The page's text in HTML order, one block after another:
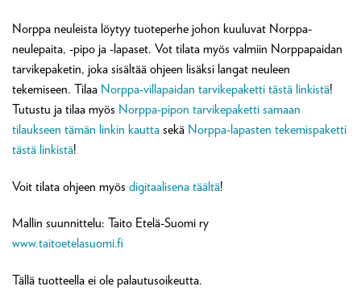
Norppa neuleista löytyy tuoteperhe johon kuuluvat Norppa-
neulepaita, -pipo ja -lapaset. Vot tilata myös valmiin Norppapaidan
tarvikepaketin, joka sisältää ohjeen lisäksi langat neuleen
tekemiseen. Tilaa Norppa-villapaidan tarvikepaketti tästä linkistä!
Tutustu ja tilaa myös Norppa-pipon tarvikepaketti samaan
tilaukseen tämän linkin kautta sekä Norppa-lapasten tekemispaketti
tästä linkistä!
Voit tilata ohjeen myös digitaalisena täältä!
Mallin suunnittelu: Taito Etelä-Suomi ry
www.taitoetelasuomi.fi
Tällä tuotteella ei ole palautusoikeutta.